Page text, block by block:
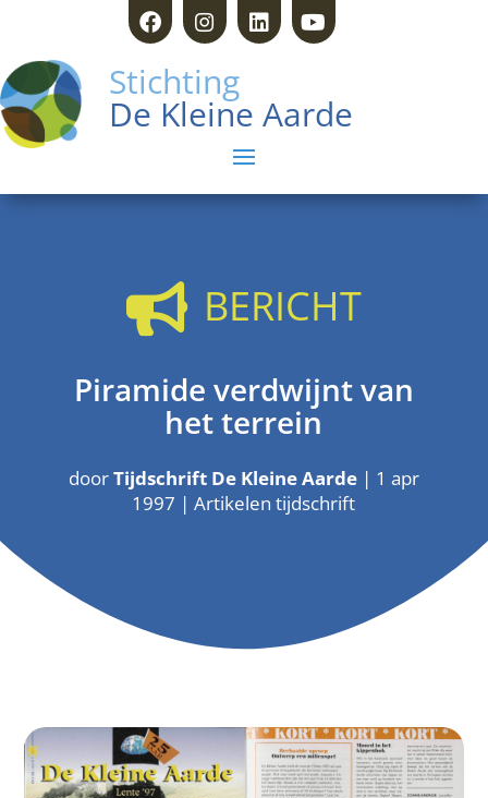
Stichting
De Kleine Aarde
 BERICHT
Piramide verdwijnt van
het terrein
doorTijdschrift De Kleine Aarde| 1 apr
1997 |Artikelen tijdschrift